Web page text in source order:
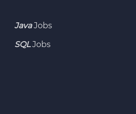
JavaJobs
SQL Jobs